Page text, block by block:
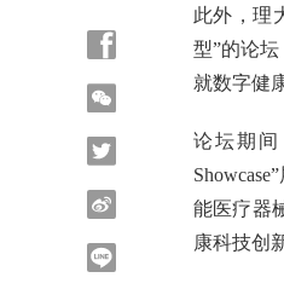
此外，理
型”的论
就数字健
论坛期间
能医疗器
康科技创